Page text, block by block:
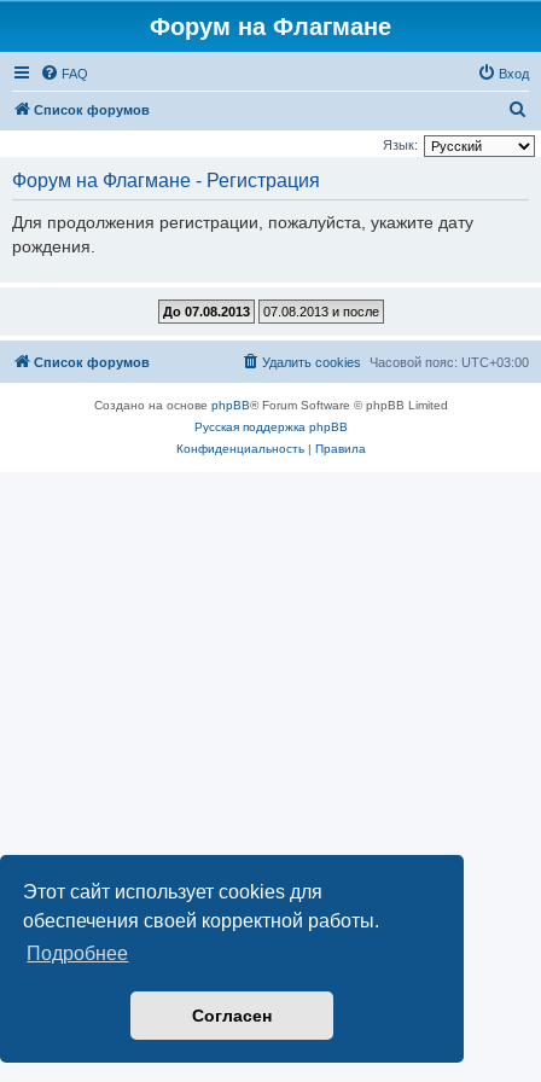
Этот сайт использует cookies для
обеспечения своей корректной работы.
Подробнее
Согласен
Форум на Флагмане
FAQ Вход
Список форумов
о
Язык:
Форум на Флагмане - Регистрация
Для продолжения регистрации, пожалуйста, укажите дату
рождения.
Список форумов Часовой пояс: UTC+03:00
Удалить cookies
Создано на основе phpBB® Forum Software © phpBB Limited
Русская поддержка phpBB
Конфиденциальность| Правила